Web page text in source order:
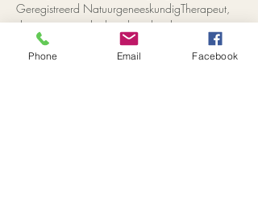
Geregistreerd NatuurgeneeskundigTherapeut,
docent en moeder kan ik zo breder en op mijn
geheel eigen manier meekijken, vertellen en
faciliteren.
Phone Email Facebook